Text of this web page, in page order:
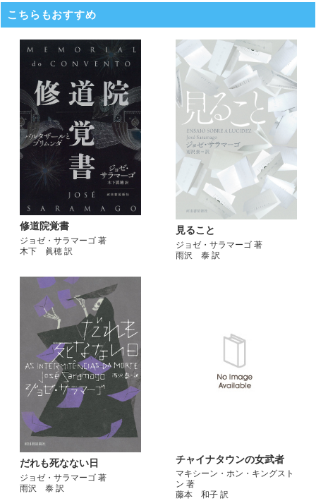
こちらもおすすめ
修道院覚書
ジョゼ・サラマーゴ 著
木下 眞穂 訳
見ること
ジョゼ・サラマーゴ 著
雨沢 泰 訳
だれも死なない日
ジョゼ・サラマーゴ 著
雨沢 泰 訳
チャイナタウンの女武者
マキシーン・ホン・キングスト
ン 著
藤本 和子 訳